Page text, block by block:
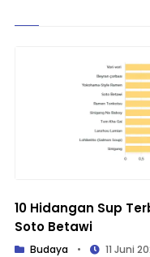
10 Hidangan Sup
Soto Betawi
Budaya • 11 Juni